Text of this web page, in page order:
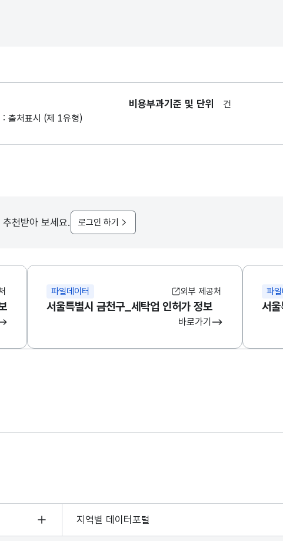
비용부과기준 및 단위 건
: 출처표시 (제 1유형)
천받아 보세요. 로그인 하기
파일데이터 외부 제공처
서울특별시 금천구_세탁업 인허가 정보
바로가기
파
서
지역별 데이터포털
서울 열린데이터광장